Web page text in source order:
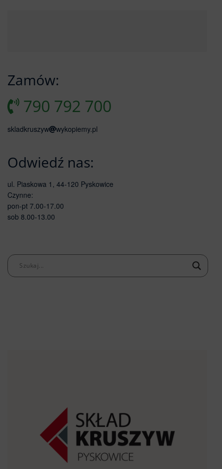
Zamów:
790 792 700
skladkruszyw wykopiemy.pl
Odwiedź nas:
ul. Piaskowa 1, 44-120 Pyskowice
Czynne:
pon-pt 7.00-17.00
sob 8.00-13.00